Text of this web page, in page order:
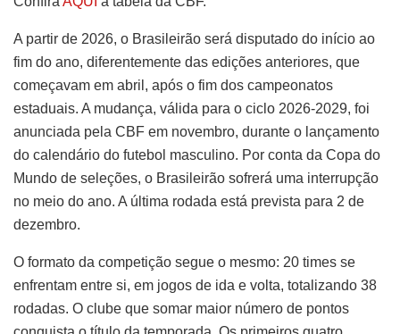
A partir de 2026, o Brasileirão será disputado do início ao
fim do ano, diferentemente das edições anteriores, que
começavam em abril, após o fim dos campeonatos
estaduais. A mudança, válida para o ciclo 2026-2029, foi
anunciada pela CBF em novembro, durante o lançamento
do calendário do futebol masculino. Por conta da Copa do
Mundo de seleções, o Brasileirão sofrerá uma interrupção
no meio do ano. A última rodada está prevista para 2 de
dezembro.
O formato da competição segue o mesmo: 20 times se
enfrentam entre si, em jogos de ida e volta, totalizando 38
rodadas. O clube que somar maior número de pontos